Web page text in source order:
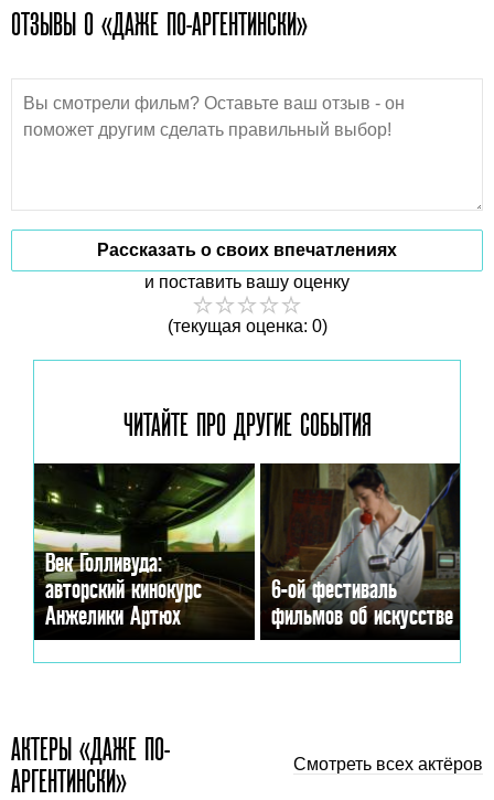
ОТЗЫВЫ О «ДАЖЕ ПО-АРГЕНТИНСКИ»
Рассказать о своих впечатлениях
и поставить вашу оценку
(текущая оценка: 0)
ЧИТАЙТЕ ПРО ДРУГИЕ СОБЫТИЯ
Век Голливуда:
авторский кинокурс
Анжелики Артюх
6-ой фестиваль
фильмов об искусстве
АКТЕРЫ «ДАЖЕ ПО-
АРГЕНТИНСКИ»
Смотреть всех актёров